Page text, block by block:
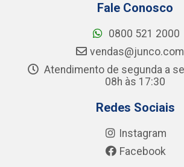
Fale Conosco
0800 521 2000
Atendimento de segunda a
08h às 17:30
Redes Sociais
Instagram
Facebook